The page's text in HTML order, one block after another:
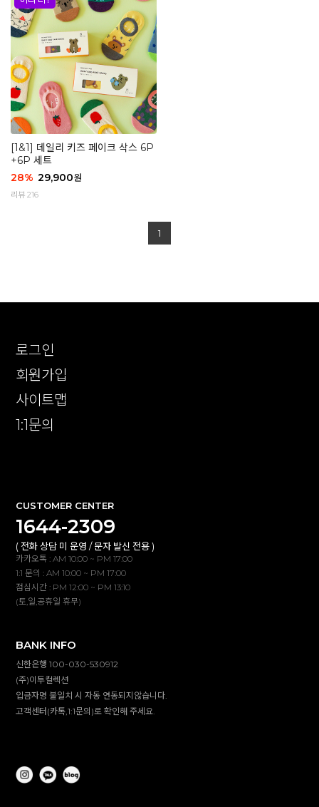
[1&1] 데일리 키즈 페이크 삭스 6P
+6P 세트
28% 29,900원
리뷰 216
1
로그인
회원가입
사이트맵
1:1문의
CUSTOMER CENTER
1644-2309
( 전화 상담 미 운영 / 문자 발신 전용 )
카카오톡 : AM 10:00 ~ PM 17:00
1:1 문의 : AM 10:00 ~ PM 17:00
점심시간 : PM 12:00 ~ PM 13:10
(토,일,공휴일 휴무)
BANK INFO
신한은행 100-030-530912
(주)이투컬렉션
입금자명 불일치 시 자동 연동되지않습니다.
고객센터(카톡,1:1문의)로 확인해 주세요.